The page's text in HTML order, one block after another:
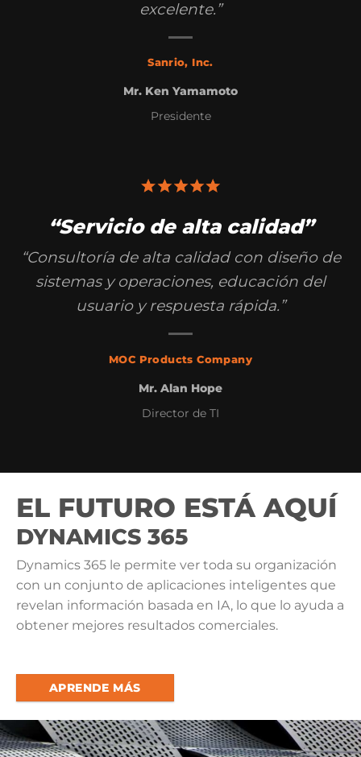
excelente.”
Sanrio, Inc.
Mr. Ken Yamamoto
Presidente
“Servicio de alta calidad”
“Consultoría de alta calidad con diseño de
sistemas y operaciones, educación del
usuario y respuesta rápida.”
MOC Products Company
Mr. Alan Hope
Director de TI
EL FUTURO ESTÁ AQUÍ
DYNAMICS 365
Dynamics 365 le permite ver toda su organización
con un conjunto de aplicaciones inteligentes que
revelan información basada en IA, lo que lo ayuda a
obtener mejores resultados comerciales.
APRENDE MÁS